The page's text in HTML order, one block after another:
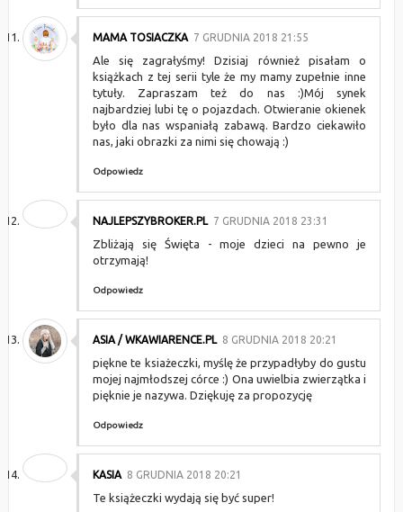
MAMA TOSIACZKA 7 GRUDNIA 2018 21:55
Ale się zagrałyśmy! Dzisiaj również pisałam o
książkach z tej serii tyle że my mamy zupełnie inne
tytuły. Zapraszam też do nas :)Mój synek
najbardziej lubi tę o pojazdach. Otwieranie okienek
było dla nas wspaniałą zabawą. Bardzo ciekawiło
nas, jaki obrazki za nimi się chowają :)
Odpowiedz
NAJLEPSZYBROKER.PL 7 GRUDNIA 2018 23:31
Zbliżają się Święta - moje dzieci na pewno je
otrzymają!
Odpowiedz
ASIA / WKAWIARENCE.PL 8 GRUDNIA 2018 20:21
piękne te ksiażeczki, myślę że przypadłyby do gustu
mojej najmłodszej córce :) Ona uwielbia zwierzątka i
pięknie je nazywa. Dziękuję za propozycję
Odpowiedz
KASIA 8 GRUDNIA 2018 20:21
Te książeczki wydają się być super!